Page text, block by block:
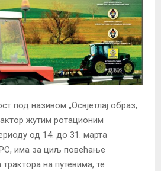
под називом „Освјетлај образ,
жутим ротационим
од 14. до 31. марта
РС, има за циљ повећање
на путевима, те